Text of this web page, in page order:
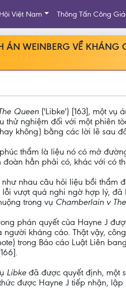
Việt Nam Thông Tấn Công
ÁN WEINBERG VỀ
Queen ('Libke') [163], một vụ
thử nghiệm đối với một phiên
không) bằng các lời lẽ sau
thẩm là liệu nó có mở
hẳn phải có, khác với có
nhau câu hỏi liệu bồi
vượt quá nghi ngờ hợp lý,
trong vụ Chamberlain v
phán quyết của Hayne J
người kháng cáo. Thật vậy,
trong Báo cáo Luật Liên
Libke đã được quyết định, một
được Hayne J tiếp nhận,